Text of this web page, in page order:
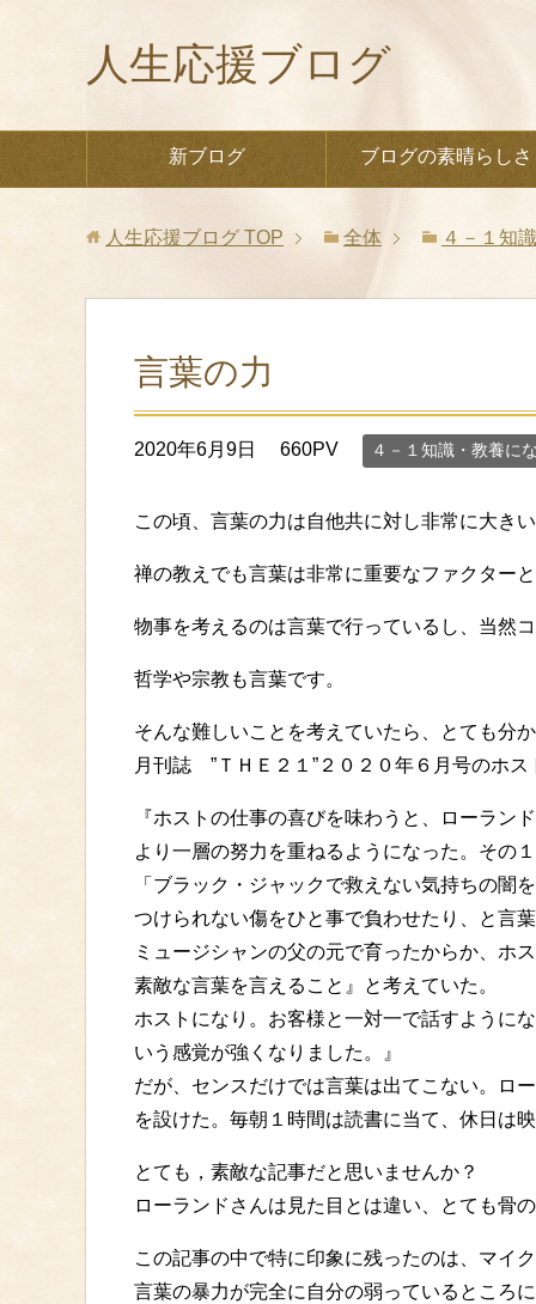
人生応援ブログ
新ブログ ブログの素晴らしさ
人生応援ブログ TOP 全体 ４－１知
言葉の力
2020年6月9日 660PV ４－１知識・教養に
この頃、言葉の力は自他共に対し非常に大き
禅の教えでも言葉は非常に重要なファクター
物事を考えるのは言葉で行っているし、当然
哲学や宗教も言葉です。
そんな難しいことを考えていたら、とても分
月刊誌 ”ＴＨＥ２１”２０２０年６月号のホ
『ホストの仕事の喜びを味わうと、ローラン
より一層の努力を重ねるようになった。その
「ブラック・ジャックで救えない気持ちの闇
つけられない傷をひと事で負わせたり、と言
ミュージシャンの父の元で育ったからか、ホ
素敵な言葉を言えること』と考えていた。
ホストになり。お客様と一対一で話すように
いう感覚が強くなりました。』
だが、センスだけでは言葉は出てこない。ロ
を設けた。毎朝１時間は読書に当て、休日は
とても，素敵な記事だと思いませんか？
ローランドさんは見た目とは違い、とても骨
この記事の中で特に印象に残ったのは、マイ
言葉の暴力が完全に自分の弱っているところ